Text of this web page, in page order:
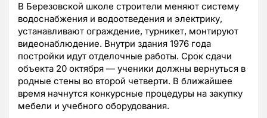
В Березовской школе строители меняют систему
водоснабжения и водоотведения и электрику,
устанавливают ограждение, турникет, монтируют
видеонаблюдение. Внутри здания 1976 года
постройки идут отделочные работы. Срок сдачи
объекта 20 октября — ученики должны вернуться в
родные стены во второй четверти. В ближайшее
время начнутся конкурсные процедуры на закупку
мебели и учебного оборудования.